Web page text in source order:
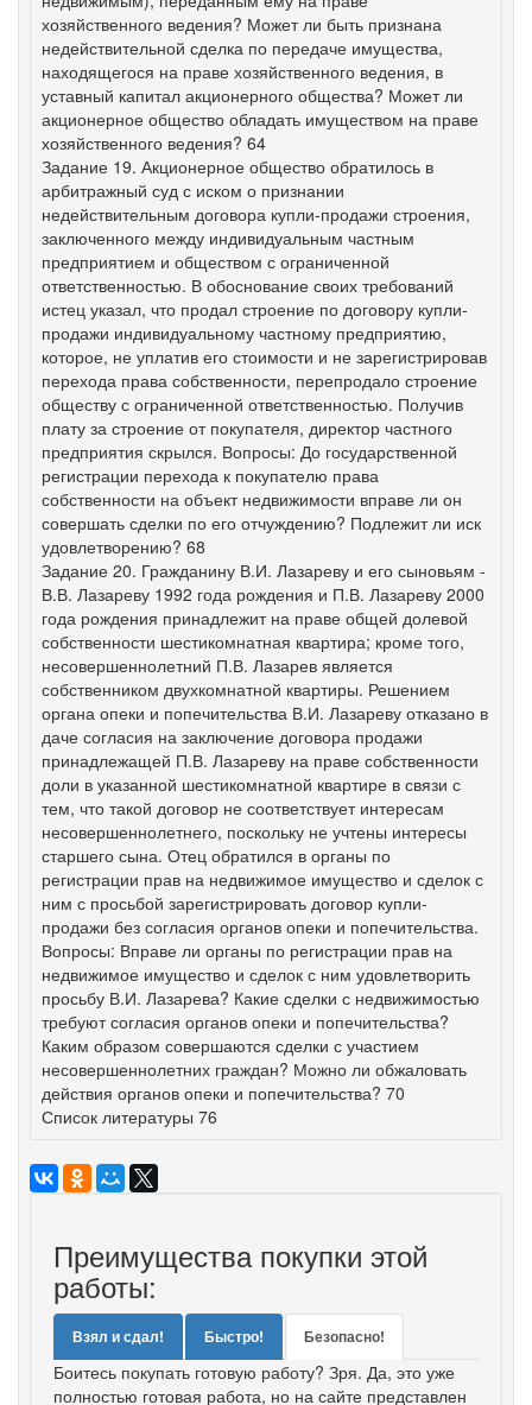
хозяйственного ведения? Может ли быть признана
недействительной сделка по передаче имущества,
находящегося на праве хозяйственного ведения, в
уставный капитал акционерного общества? Может ли
акционерное общество обладать имуществом на праве
хозяйственного ведения? 64
Задание 19. Акционерное общество обратилось в
арбитражный суд с иском о признании
недействительным договора купли-продажи строения,
заключенного между индивидуальным частным
предприятием и обществом с ограниченной
ответственностью. В обоснование своих требований
истец указал, что продал строение по договору купли-
продажи индивидуальному частному предприятию,
которое, не уплатив его стоимости и не зарегистрировав
перехода права собственности, перепродало строение
обществу с ограниченной ответственностью. Получив
плату за строение от покупателя, директор частного
предприятия скрылся. Вопросы: До государственной
регистрации перехода к покупателю права
собственности на объект недвижимости вправе ли он
совершать сделки по его отчуждению? Подлежит ли иск
удовлетворению? 68
Задание 20. Гражданину В.И. Лазареву и его сыновьям -
В.В. Лазареву 1992 года рождения и П.В. Лазареву 2000
года рождения принадлежит на праве общей долевой
собственности шестикомнатная квартира; кроме того,
несовершеннолетний П.В. Лазарев является
собственником двухкомнатной квартиры. Решением
органа опеки и попечительства В.И. Лазареву отказано в
даче согласия на заключение договора продажи
принадлежащей П.В. Лазареву на праве собственности
доли в указанной шестикомнатной квартире в связи с
тем, что такой договор не соответствует интересам
несовершеннолетнего, поскольку не учтены интересы
старшего сына. Отец обратился в органы по
регистрации прав на недвижимое имущество и сделок с
ним с просьбой зарегистрировать договор купли-
продажи без согласия органов опеки и попечительства.
Вопросы: Вправе ли органы по регистрации прав на
недвижимое имущество и сделок с ним удовлетворить
просьбу В.И. Лазарева? Какие сделки с недвижимостью
требуют согласия органов опеки и попечительства?
Каким образом совершаются сделки с участием
несовершеннолетних граждан? Можно ли обжаловать
действия органов опеки и попечительства? 70
Список литературы 76
Преимущества покупки этой
работы:
Взял и сдал! Быстро! Безопасно!
Боитесь покупать готовую работу? Зря. Да, это уже
полностью готовая работа, но на сайте представлен